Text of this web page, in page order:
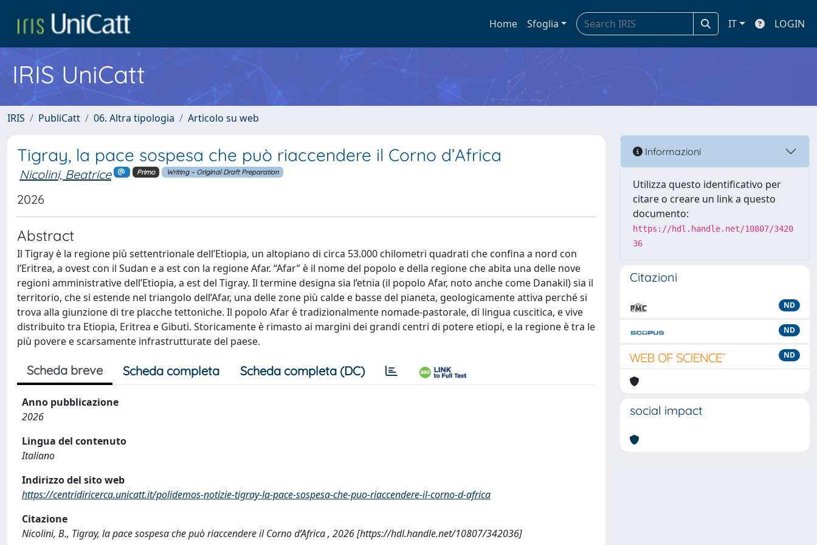
Home Sfoglia IT LOGIN
IRIS UniCatt
IRIS PubliCatt 06. Altra tipologia Articolo su web
Tigray, la pace sospesa che può riaccendere il Corno d’Africa
Nicolini, Beatrice Primo Writing – Original Draft Preparation
2026
Abstract
Il Tigray è la regione più settentrionale dell’Etiopia, un altopiano di circa 53.000 chilometri quadrati che confina a nord con
l’Eritrea, a ovest con il Sudan e a est con la regione Afar. “Afar” è il nome del popolo e della regione che abita una delle nove
regioni amministrative dell’Etiopia, a est del Tigray. Il termine designa sia l’etnia (il popolo Afar, noto anche come Danakil) sia il
territorio, che si estende nel triangolo dell’Afar, una delle zone più calde e basse del pianeta, geologicamente attiva perché si
trova alla giunzione di tre placche tettoniche. Il popolo Afar è tradizionalmente nomade-pastorale, di lingua cuscitica, e vive
distribuito tra Etiopia, Eritrea e Gibuti. Storicamente è rimasto ai margini dei grandi centri di potere etiopi, e la regione è tra le
più povere e scarsamente infrastrutturate del paese.
Scheda breve Scheda completa Scheda completa (DC)
Anno pubblicazione
2026
Lingua del contenuto
Italiano
Indirizzo del sito web
https://centridiricerca.unicatt.it/polidemos-notizie-tigray-la-pace-sospesa-che-puo-riaccendere-il-corno-d-africa
Citazione
Nicolini, B., Tigray, la pace sospesa che può riaccendere il Corno d’Africa , 2026 [https://hdl.handle.net/10807/342036]
Informazioni
Utilizza questo identificativo per
citare o creare un link a questo
documento:
https://hdl.handle.net/10807/3420
36
Citazioni
ND
ND
ND
social impact